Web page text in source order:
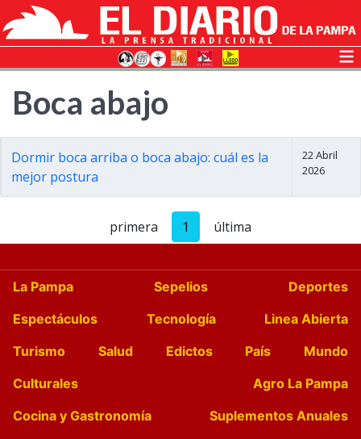
Boca abajo
Dormir boca arriba o boca abajo: cuál es la
mejor postura
22 Abril
2026
primera 1 última
La Pampa Sepelios
Deportes
Espectáculos
Tecnología
Linea Abierta
Turismo
Salud Edictos País
Mundo
Culturales
Agro La Pampa
Cocina y Gastronomía
Suplementos Anuales